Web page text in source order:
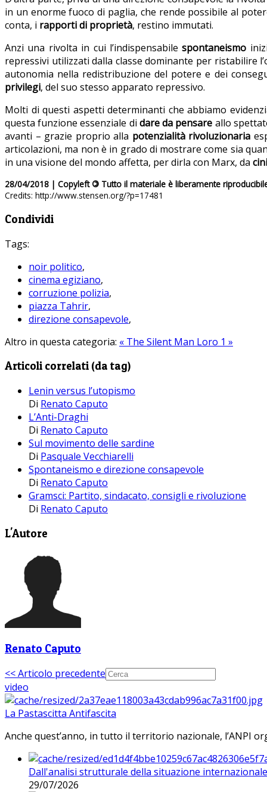
in un enorme fuoco di paglia, che rende possibile al
conta, i rapporti di proprietà, restino immutati.
Anzi una rivolta in cui l’indispensabilespontaneismo
repressivi utilizzati dalla classe dominante per ristabilire
autonomia nella redistribuzione del potere e dei
privilegi, del suo stesso apparato repressivo.
Molti di questi aspetti determinanti che abbiamo
questa funzione essenziale di dare da pensare allo
avanti – grazie proprio alla potenzialità rivoluzionaria
articolazioni, ma non è in grado di mostrare come sia
in una visione del mondo affetta, per dirla con Marx, da
28/04/2018 | Copyleft © Tutto il materiale è liberamente
Credits: http://www.stensen.org/?p=17481
Condividi
Tags:
noir politico,
cinema egiziano,
corruzione polizia,
piazza Tahrir,
direzione consapevole,
Altro in questa categoria: « The Silent Man Loro 1 »
Articoli correlati (da tag)
Lenin versus l’utopismo
Di Renato Caputo
L’Anti-Draghi
Di Renato Caputo
Sul movimento delle sardine
Di Pasquale Vecchiarelli
Spontaneismo e direzione consapevole
Di Renato Caputo
Gramsci: Partito, sindacato, consigli e rivoluzione
Di Renato Caputo
L'Autore
Renato Caputo
<< Articolo precedente
video
La Pastascitta Antifascita
Anche quest’anno, in tutto il territorio nazionale, l’ANPI
Dall'analisi strutturale della situazione
29/07/2026